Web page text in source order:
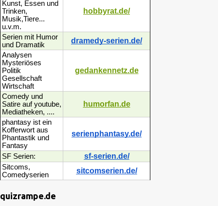
Kunst, Essen und
Trinken,
Musik,Tiere...
u.v.m.
hobbyrat.de/
Serien mit Humor
und Dramatik
dramedy-serien.de/
Analysen
Mysteriöses
Politik
Gesellschaft
Wirtschaft
gedankennetz.de
Comedy und
Satire auf youtube,
Mediatheken, ....
humorfan.de
phantasy ist ein
Kofferwort aus
Phantastik und
Fantasy
serienphantasy.de/
SF Serien: sf-serien.de/
Sitcoms,
Comedyserien
sitcomserien.de/
quizrampe.de